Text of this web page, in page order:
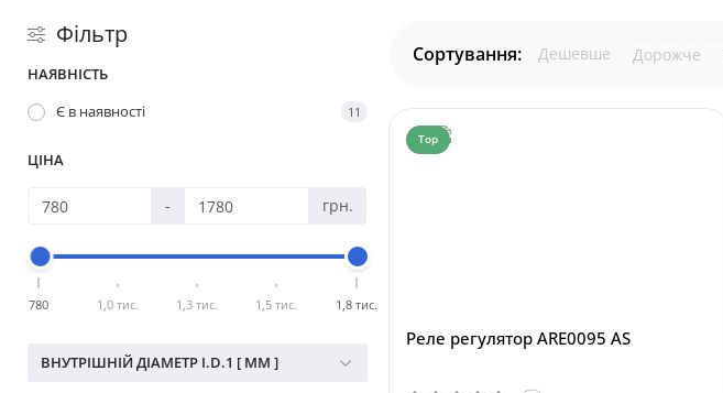
Фільтр
НАЯВНІСТЬ
Є в наявності
11
ЦІНА
- грн.
780 1,0 тис. 1,3 тис. 1,5 тис. 1,8 тис.
ВНУТРІШНІЙ ДІАМЕТР I.D.1 [ ММ ]
Сортування: Дешевше Дорожче
Top
Реле регулятор ARE0095 AS